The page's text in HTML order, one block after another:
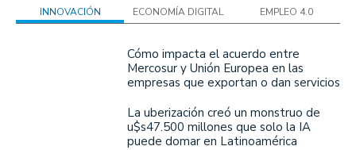
INNOVACIÓN ECONOMÍA DIGITAL EMPLEO 4.0
Cómo impacta el acuerdo entre
Mercosur y Unión Europea en las
empresas que exportan o dan servicios
La uberización creó un monstruo de
u$s47.500 millones que solo la IA
puede domar en Latinoamérica